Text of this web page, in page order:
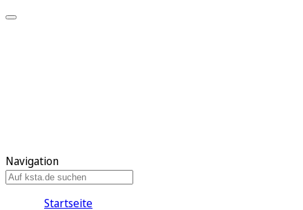
Navigation
Startseite